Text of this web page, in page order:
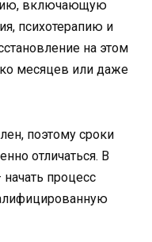
включающую
психотерапию и
на этом
месяцев или даже
поэтому сроки
отличаться. В
процесс